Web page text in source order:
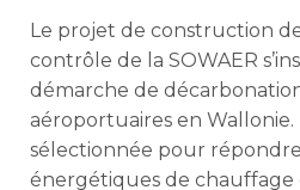
Le projet de construction
contrôle de la SOWAER
démarche de
aéroportuaires en Wallonie.
sélectionnée pour
énergétiques de chauffage